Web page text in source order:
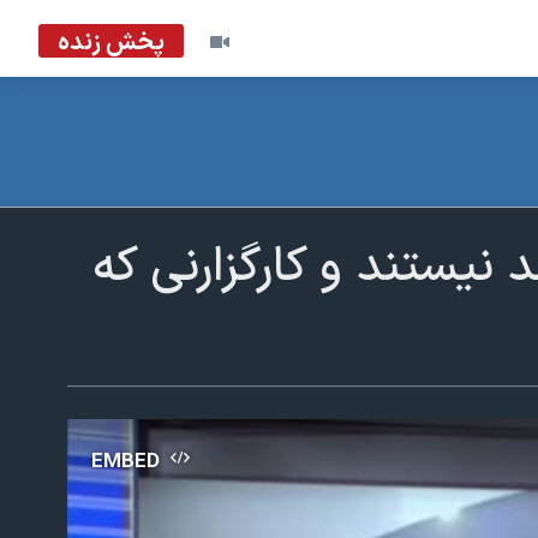
پخش زنده
نیستند و کارگزارنی که
EMBED